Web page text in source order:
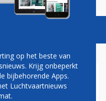
op het beste van
Krijg onbeperkt
bijbehorende Apps.
Luchtvaartnieuws